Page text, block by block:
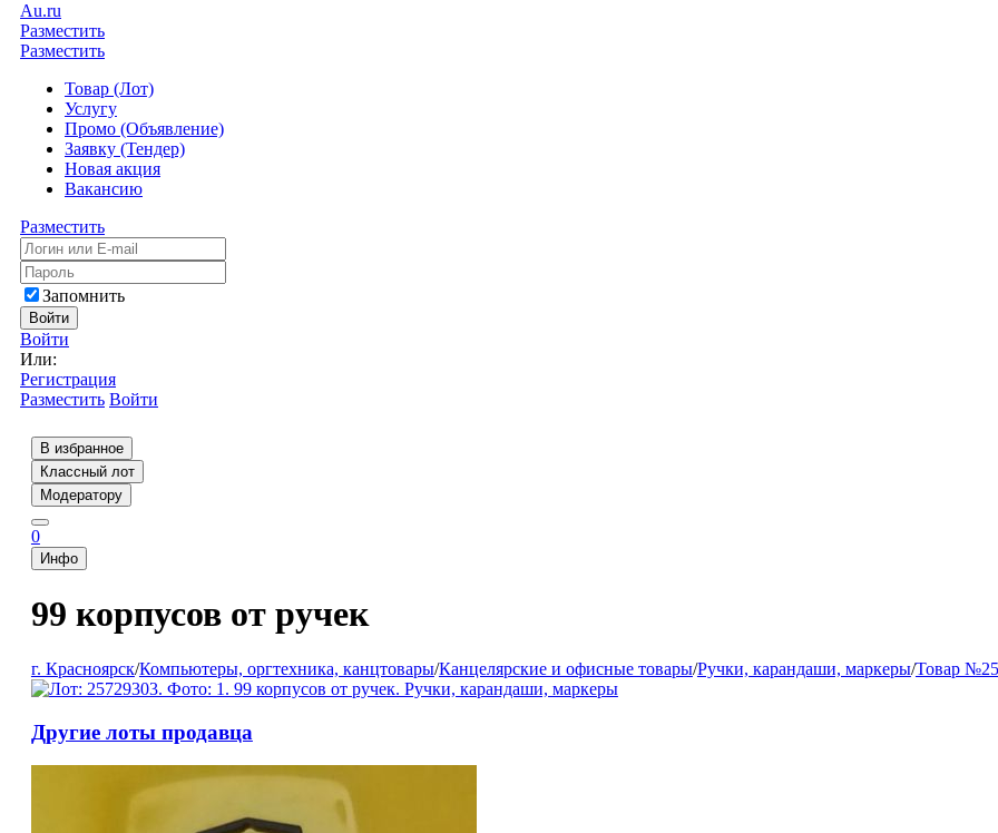
Au.ru
Разместить
Разместить
Товар (Лот)
Услугу
Промо (Объявление)
Заявку (Тендер)
Новая акция
Вакансию
Разместить
Запомнить
Войти
Войти
Или:
Регистрация
Разместить Войти
В избранное
Классный лот
Модератору
0
Инфо
99 корпусов от ручек
г. Красноярск/Компьютеры, оргтехника, канцтовары/Канцелярские и офисные товары/Ручки, карандаши, маркеры/Товар
Другие лоты продавца